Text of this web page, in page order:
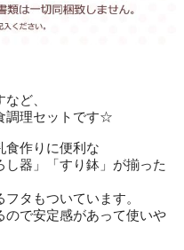
ど、
調理セットです☆
食作りに便利な
し器」「すり鉢」が揃った
タもついています。
ので安定感があって使いや